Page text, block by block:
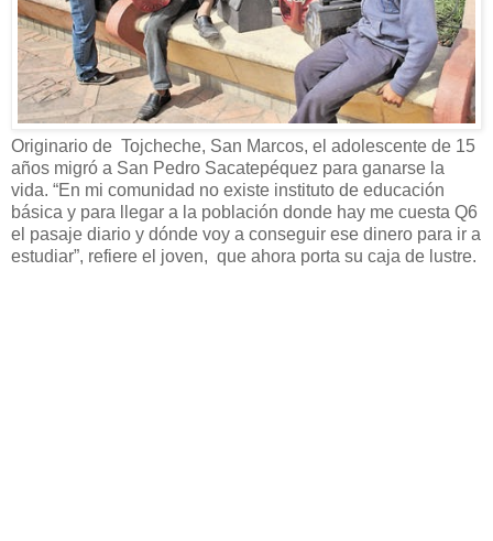
Originario de Tojcheche, San Marcos, el adolescente de 15
años migró a San Pedro Sacatepéquez para ganarse la
vida. “En mi comunidad no existe instituto de educación
básica y para llegar a la población donde hay me cuesta Q6
el pasaje diario y dónde voy a conseguir ese dinero para ir a
estudiar”, refiere el joven, que ahora porta su caja de lustre.